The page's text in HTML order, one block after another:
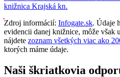
knižnica Krajská kn.
Zdroj informácií: Infogate.sk. Údaje
evidencii danej knižnice, môže však
nájdete zoznam všetkých viac ako
ktorých máme údaje.
Naši škriatkovia